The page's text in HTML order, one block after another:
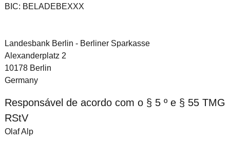
BIC: BELADEBEXXX
Landesbank Berlin - Berliner Sparkasse
Alexanderplatz 2
10178 Berlin
Germany
Responsável de acordo com o § 5 º e § 55 TMG
RStV
Olaf Alp